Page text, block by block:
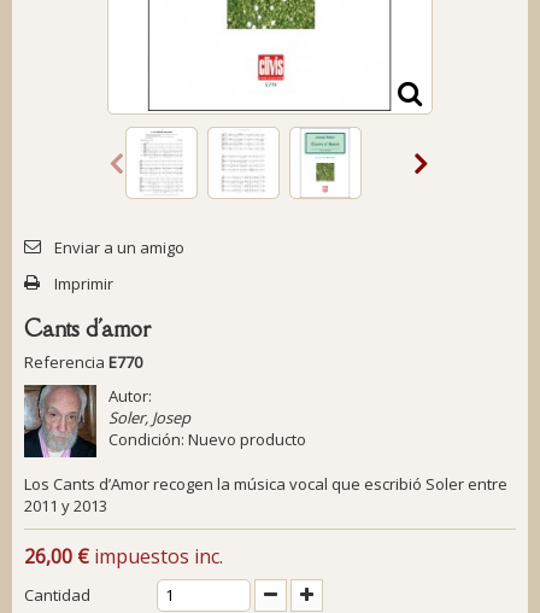
Enviar a un amigo
Imprimir
Cants d'amor
Referencia E770
Autor:
Soler, Josep
Condición: Nuevo producto
Los Cants d’Amorrecogen la música vocal que escribió Soler entre
2011 y 2013
26,00 € impuestos inc.
Cantidad